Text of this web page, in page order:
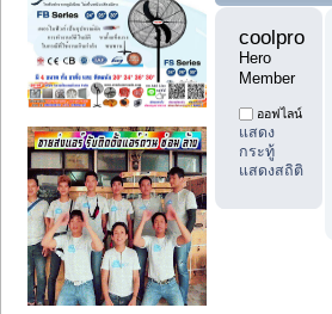
Hero
Member
ออฟไลน์
แสดง
กระทู้
แสดงสถิติ